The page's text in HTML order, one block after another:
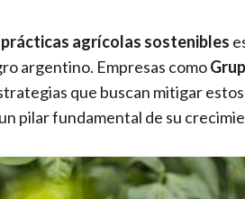
prácticas agrícolas sostenibles
argentino. Empresas como
que buscan mitigar
un pilar fundamental de su